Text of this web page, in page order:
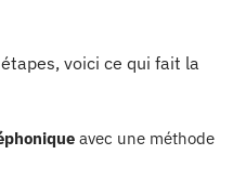
voici ce qui fait la
avec une méthode